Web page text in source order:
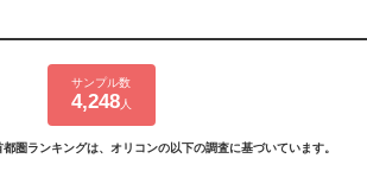
サンプル数
4,248人
圏ランキングは、オリコンの以下の調査に基づいています。